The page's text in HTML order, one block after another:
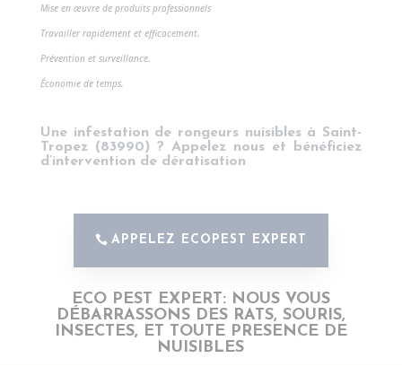
Mise en œuvre de produits professionnels
Travailler rapidement et efficacement.
Prévention et surveillance.
Économie de temps.
Une infestation de rongeurs nuisibles à Saint-
Tropez (83990) ? Appelez nous et bénéficiez
d’intervention de dératisation
APPELEZ ECOPEST EXPERT
ECO PEST EXPERT: NOUS VOUS
DÉBARRASSONS DES RATS, SOURIS,
INSECTES, ET TOUTE PRESENCE DE
NUISIBLES